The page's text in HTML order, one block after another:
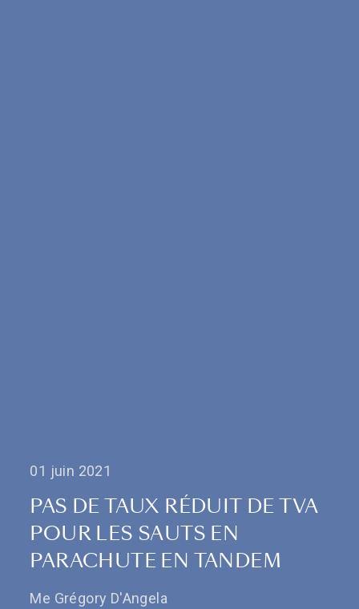
01 juin 2021
PAS DE TAUX RÉDUIT DE TVA
POUR LES SAUTS EN
PARACHUTE EN TANDEM
Me Grégory D'Angela